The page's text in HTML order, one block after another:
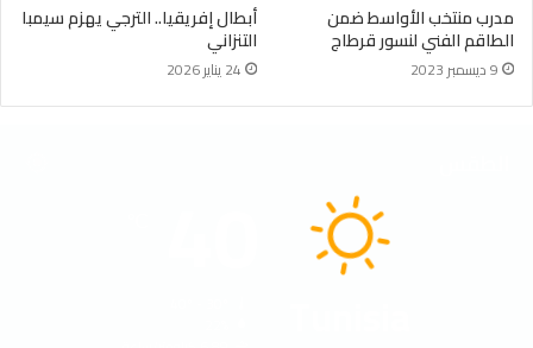
مدرب منتخب الأواسط ضمن
الطاقم الفني لنسور قرطاج
9 ديسمبر 2023
أبطال إفريقيا.. الترجي يهزم سيمبا
التنزاني
24 يناير 2026